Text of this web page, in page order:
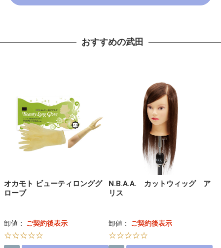
おすすめの武田
オカモト ビューティロンググ
ローブ
卸値： ご契約後表示
☆☆☆☆☆
N.B.A.A. カットウィッグ ア
リス
卸値： ご契約後表示
☆☆☆☆☆